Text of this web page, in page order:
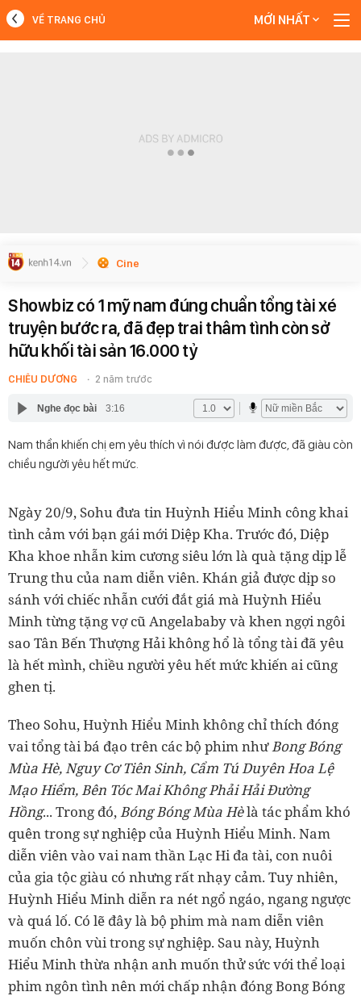
VỀ TRANG CHỦ MỚI NHẤT
Cine
Showbiz có 1 mỹ nam đúng chuẩn tổng tài xé
truyện bước ra, đã đẹp trai thâm tình còn sở
hữu khối tài sản 16.000 tỷ
CHIÊU DƯƠNG 2 năm trước
Nghe đọc bài 3:16
Nam thần khiến chị em yêu thích vì nói được làm được, đã giàu còn
chiều người yêu hết mức.
Ngày 20/9, Sohu đưa tin Huỳnh Hiểu Minh công khai
tình cảm với bạn gái mới Diệp Kha. Trước đó, Diệp
Kha khoe nhẫn kim cương siêu lớn là quà tặng dịp lễ
Trung thu của nam diễn viên. Khán giả được dịp so
sánh với chiếc nhẫn cưới đắt giá mà Huỳnh Hiểu
Minh từng tặng vợ cũ Angelababy và khen ngợi ngôi
sao Tân Bến Thượng Hải không hổ là tổng tài đã yêu
là hết mình, chiều người yêu hết mức khiến ai cũng
ghen tị.
Theo Sohu, Huỳnh Hiểu Minh không chỉ thích đóng
vai tổng tài bá đạo trên các bộ phim nhưBong Bóng
Mùa Hè, Nguy Cơ Tiên Sinh, Cẩm Tú Duyên Hoa Lệ
Mạo Hiểm, Bên Tóc Mai Không Phải Hải Đường
Hồng... Trong đó,Bóng Bóng Mùa Hèlà tác phẩm khó
quên trong sự nghiệp của Huỳnh Hiểu Minh. Nam
diễn viên vào vai nam thần Lạc Hi đa tài, con nuôi
của gia tộc giàu có nhưng rất nhạy cảm. Tuy nhiên,
Huỳnh Hiểu Minh diễn ra nét ngổ ngáo, ngang ngược
và quá lố. Có lẽ đây là bộ phim mà nam diễn viên
muốn chôn vùi trong sự nghiệp. Sau này, Huỳnh
Hiểu Minh thừa nhận anh muốn thử sức với thể loại
phim ngôn tình nên mới chấp nhận đóng Bong Bóng